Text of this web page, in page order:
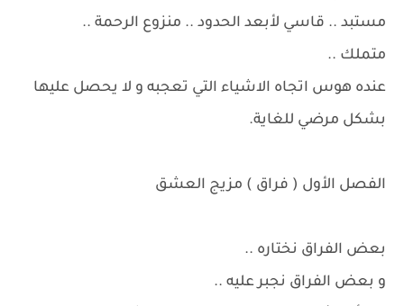
مستبد .. قاسي لأبعد الحدود .. منزوع الرحمة ..
متملك ..
عنده هوس اتجاه الاشياء التي تعجبه و لا يحصل عليها
بشكل مرضي للغاية.
الفصل الأول ( فراق ) مزيج العشق
بعض الفراق نختاره ..
و بعض الفراق نجبر عليه ..